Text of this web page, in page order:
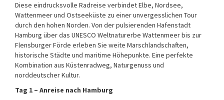
Diese eindrucksvolle Radreise verbindet Elbe, Nordsee,
Wattenmeer und Ostseeküste zu einer unvergesslichen Tour
durch den hohen Norden. Von der pulsierenden Hafenstadt
Hamburg über das UNESCO Weltnaturerbe Wattenmeer bis zur
Flensburger Förde erleben Sie weite Marschlandschaften,
historische Städte und maritime Höhepunkte. Eine perfekte
Kombination aus Küstenradweg, Naturgenuss und
norddeutscher Kultur.
Tag 1 – Anreise nach Hamburg